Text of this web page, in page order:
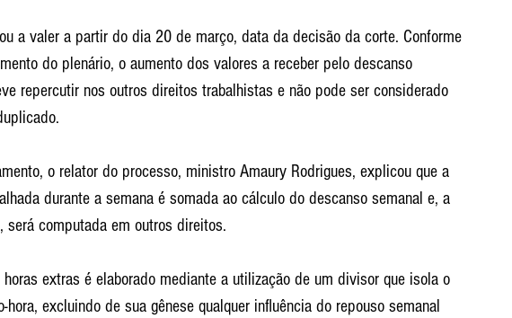
a valer a partir do dia 20 de março, data da decisão da corte. Conforme
do plenário, o aumento dos valores a receber pelo descanso
repercutir nos outros direitos trabalhistas e não pode ser considerado
o relator do processo, ministro Amaury Rodrigues, explicou que a
durante a semana é somada ao cálculo do descanso semanal e, a
será computada em outros direitos.
horas extras é elaborado mediante a utilização de um divisor que isola o
hora, excluindo de sua gênese qualquer influência do repouso semanal